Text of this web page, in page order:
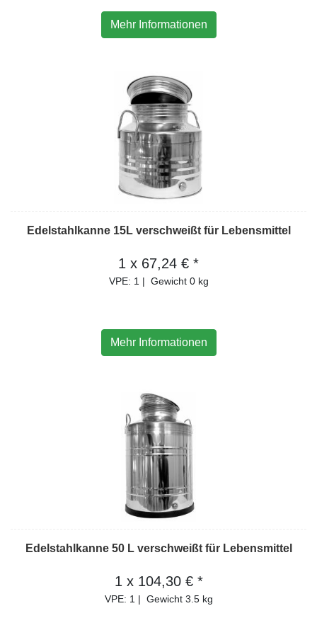
Mehr Informationen
Edelstahlkanne 15L verschweißt für Lebensmittel
1 x 67,24 € *
VPE: 1| Gewicht 0 kg
Mehr Informationen
Edelstahlkanne 50 L verschweißt für Lebensmittel
1 x 104,30 € *
VPE: 1| Gewicht 3.5 kg